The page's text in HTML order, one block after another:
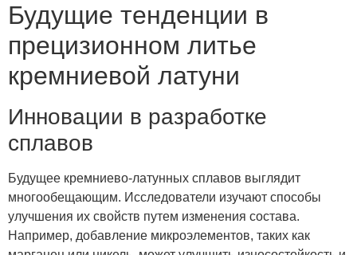
Будущие тенденции в
прецизионном литье
кремниевой латуни
Инновации в разработке
сплавов
Будущее кремниево-латунных сплавов выглядит
многообещающим. Исследователи изучают способы
улучшения их свойств путем изменения состава.
Например, добавление микроэлементов, таких как